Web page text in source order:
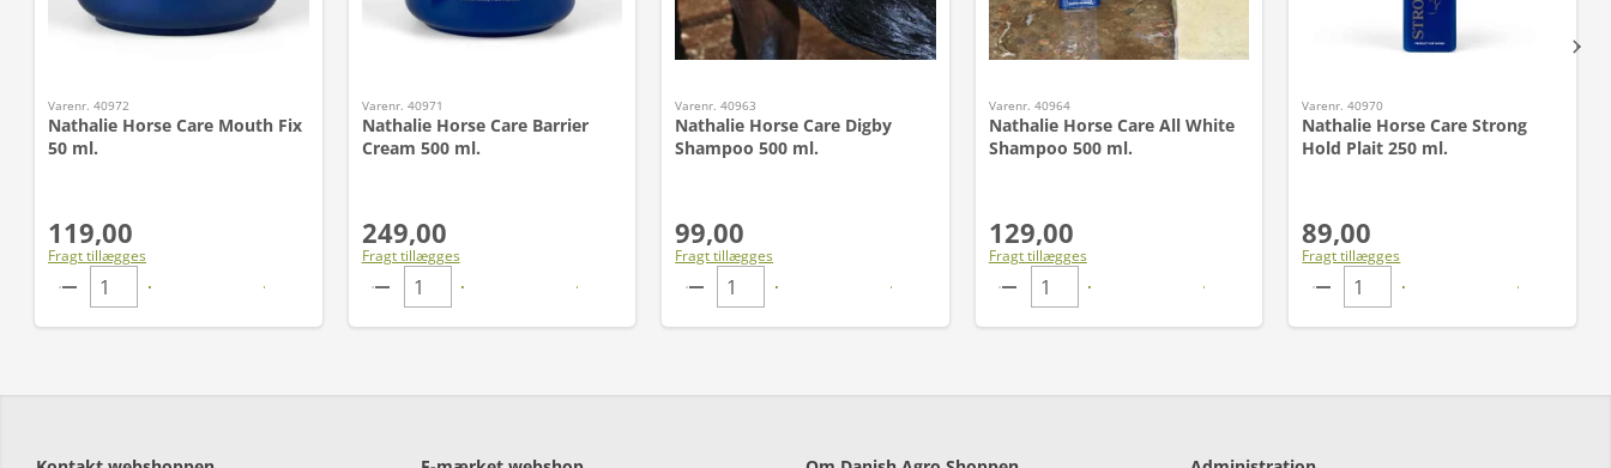
Varenr. 40972
Nathalie Horse Care Mouth Fix
50 ml.
119,00
Fragt tillægges
Varenr. 40971
Nathalie Horse Care Barrier
Cream 500 ml.
249,00
Fragt tillægges
Varenr. 40963
Nathalie Horse Care Digby
Shampoo 500 ml.
99,00
Fragt tillægges
Varenr. 40964
Nathalie Horse Care All White
Shampoo 500 ml.
129,00
Fragt tillægges
Varenr. 40970
Nathalie Horse Care Strong
Hold Plait 250 ml.
89,00
Fragt tillægges